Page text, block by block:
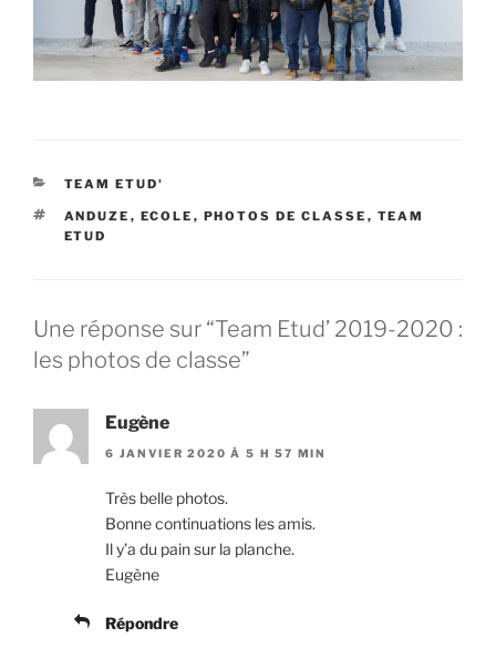
CATÉGORIES
TEAM ETUD'
ÉTIQUETTES
ANDUZE , ECOLE , PHOTOS DE CLASSE , TEAM
ETUD
Une réponse sur “Team Etud’ 2019-2020 :
les photos de classe”
Eugène
6 JANVIER 2020 À 5 H 57 MIN
Très belle photos.
Bonne continuations les amis.
Il y’a du pain sur la planche.
Eugène
Répondre